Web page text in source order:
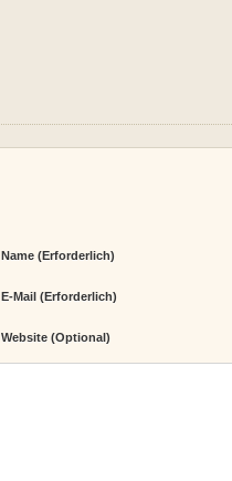
Name (erforderlich)
E-Mail (erforderlich)
Website (Optional)